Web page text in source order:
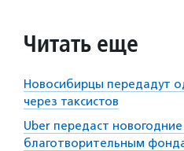
Читать еще
Новосибирцы передадут
через таксистов
Uber передаст
благотворительным